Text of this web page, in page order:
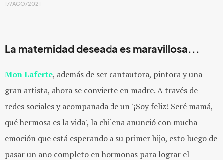
17/AGO/2021
La maternidad deseada es maravillosa...
Mon Laferte, además de ser cantautora, pintora y una
gran artista, ahora se convierte en madre. A través de
redes sociales y acompañada de un '¡Soy feliz! Seré mamá,
qué hermosa es la vida', la chilena anunció con mucha
emoción que está esperando a su primer hijo, esto luego de
pasar un año completo en hormonas para lograr el